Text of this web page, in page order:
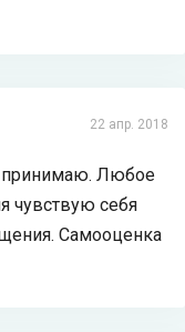
22 апр. 2018
принимаю. Любое
чувствую себя
Самооценка